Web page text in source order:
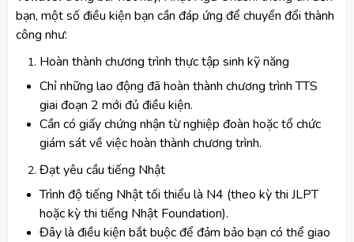
bạn, một số điều kiện bạn cần đáp ứng để chuyển đổi thành
công như:
Hoàn thành chương trình thực tập sinh kỹ năng
Chỉ những lao động đã hoàn thành chương trình TTS
giai đoạn 2 mới đủ điều kiện.
Cần có giấy chứng nhận từ nghiệp đoàn hoặc tổ chức
giám sát về việc hoàn thành chương trình.
Đạt yêu cầu tiếng Nhật
Trình độ tiếng Nhật tối thiểu là N4 (theo kỳ thi JLPT
hoặc kỳ thi tiếng Nhật Foundation).
Đây là điều kiện bắt buộc để đảm bảo bạn có thể giao